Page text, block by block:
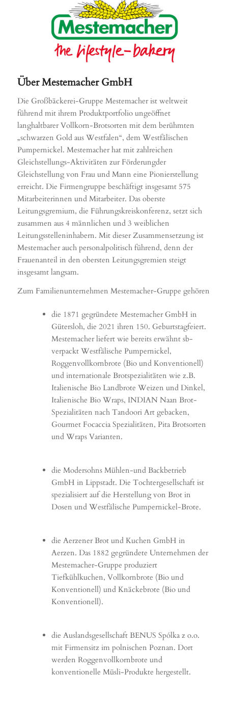
Über Mestemacher GmbH
Die Großbäckerei-Gruppe Mestemacher ist weltweit
führend mit ihrem Produktportfolio ungeöffnet
langhaltbarer Vollkorn-Brotsorten mit dem berühmten
„schwarzen Gold aus Westfalen“, dem Westfälischen
Pumpernickel. Mestemacher hat mit zahlreichen
Gleichstellungs-Aktivitäten zur Förderungder
Gleichstellung von Frau und Mann eine Pionierstellung
erreicht. Die Firmengruppe beschäftigt insgesamt 575
Mitarbeiterinnen und Mitarbeiter. Das oberste
Leitungsgremium, die Führungskreiskonferenz, setzt sich
zusammen aus 4 männlichen und 3 weiblichen
Leitungsstelleninhabern. Mit dieser Zusammensetzung ist
Mestemacher auch personalpolitisch führend, denn der
Frauenanteil in den obersten Leitungsgremien steigt
insgesamt langsam.
Zum Familienunternehmen Mestemacher-Gruppe gehören
die 1871 gegründete Mestemacher GmbH in
Gütersloh, die 2021 ihren 150. Geburtstagfeiert.
Mestemacher liefert wie bereits erwähnt sb-
verpackt Westfälische Pumpernickel,
Roggenvollkornbrote (Bio und Konventionell)
und internationale Brotspezialitäten wie z.B.
Italienische Bio Landbrote Weizen und Dinkel,
Italienische Bio Wraps, INDIAN Naan Brot-
Spezialitäten nach Tandoori Art gebacken,
Gourmet Focaccia Spezialitäten, Pita Brotsorten
und Wraps Varianten.
die Modersohns Mühlen-und Backbetrieb
GmbH in Lippstadt. Die Tochtergesellschaft ist
spezialisiert auf die Herstellung von Brot in
Dosen und Westfälische Pumpernickel-Brote.
die Aerzener Brot und Kuchen GmbH in
Aerzen. Das 1882 gegründete Unternehmen der
Mestemacher-Gruppe produziert
Tiefkühlkuchen, Vollkornbrote (Bio und
Konventionell) und Knäckebrote (Bio und
Konventionell).
die Auslandsgesellschaft BENUS Spólka z o.o.
mit Firmensitz im polnischen Poznan. Dort
werden Roggenvollkornbrote und
konventionelle Müsli-Produkte hergestellt.